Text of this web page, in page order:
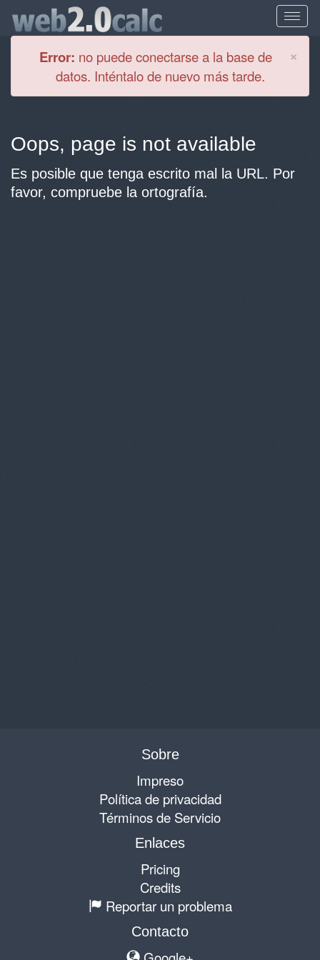
×
Error: no puede conectarse a la base de
datos. Inténtalo de nuevo más tarde.
Oops, page is not available
Es posible que tenga escrito mal la URL. Por
favor, compruebe la ortografía.
Sobre
Impreso
Política de privacidad
Términos de Servicio
Enlaces
Pricing
Credits
Reportar un problema
Contacto